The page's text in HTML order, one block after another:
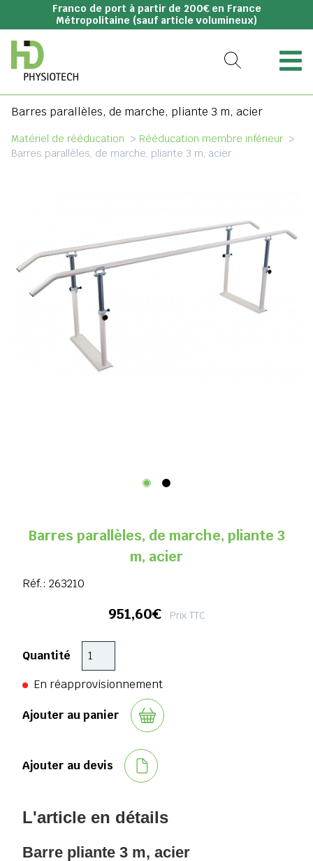
Franco de port à partir de 200€ en France
Métropolitaine (sauf article volumineux)
Barres parallèles, de marche, pliante 3 m, acier
Matériel de rééducation > Rééducation membre inférieur >
Barres parallèles, de marche, pliante 3 m, acier
Barres parallèles, de marche, pliante 3
m, acier
Réf.: 263210
951,60€ Prix TTC
Quantité
En réapprovisionnement
Ajouter au panier
Ajouter au devis
L'article en détails
Barre pliante 3 m, acier